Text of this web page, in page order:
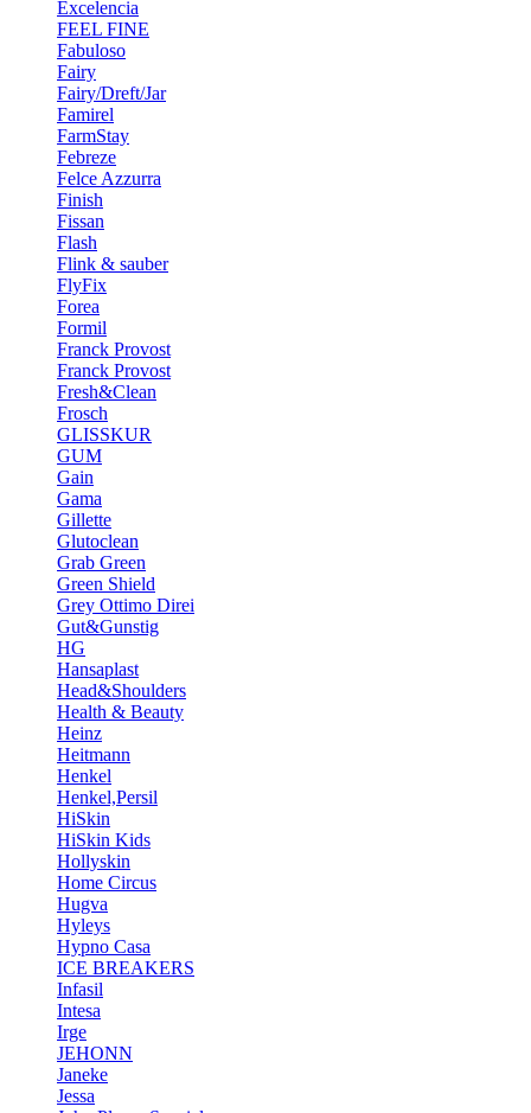
Excelencia
FEEL FINE
Fabuloso
Fairy
Fairy/Dreft/Jar
Famirel
FarmStay
Febreze
Felce Azzurra
Finish
Fissan
Flash
Flink & sauber
FlyFix
Forea
Formil
Franck Provost
Franck Provost
Fresh&Clean
Frosch
GLISSKUR
GUM
Gain
Gama
Gillette
Glutoclean
Grab Green
Green Shield
Grey Ottimo Direi
Gut&Gunstig
HG
Hansaplast
Head&Shoulders
Health & Beauty
Heinz
Heitmann
Henkel
Henkel,Persil
HiSkin
HiSkin Kids
Hollyskin
Home Circus
Hugva
Hyleys
Hypno Casa
ICE BREAKERS
Infasil
Intesa
Irge
JEHONN
Janeke
Jessa